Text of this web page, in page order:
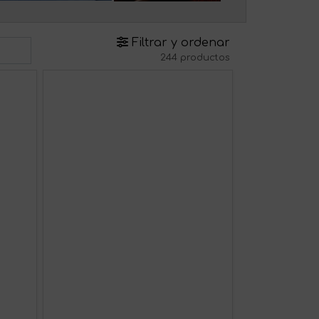
Filtrar y ordenar
244 productos